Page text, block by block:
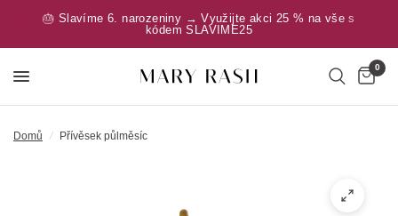
🎂 Slavíme 6. narozeniny → Využijte akci 25 % na vše s
kódem SLAVIME25
0
Domů / Přívěsek půlměsíc